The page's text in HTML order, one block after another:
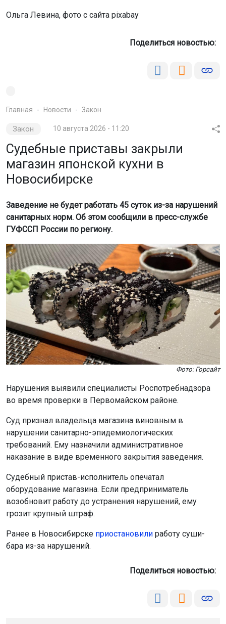
Ольга Левина, фото с сайта pixabay
Поделиться новостью:
Главная Новости Закон
Закон 10 августа 2026 - 11:20
Судебные приставы закрыли
магазин японской кухни в
Новосибирске
Заведение не будет работать 45 суток из-за нарушений
санитарных норм. Об этом сообщили в пресс-службе
ГУФССП России по региону.
Фото: Горсайт
Нарушения выявили специалисты Роспотребнадзора
во время проверки в Первомайском районе.
Суд признал владельца магазина виновным в
нарушении санитарно-эпидемиологических
требований. Ему назначили административное
наказание в виде временного закрытия заведения.
Судебный пристав-исполнитель опечатал
оборудование магазина. Если предприниматель
возобновит работу до устранения нарушений, ему
грозит крупный штраф.
Ранее в Новосибирске приостановили работу суши-
бара из-за нарушений.
Поделиться новостью: